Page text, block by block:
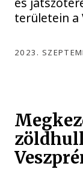
területein a
2023.